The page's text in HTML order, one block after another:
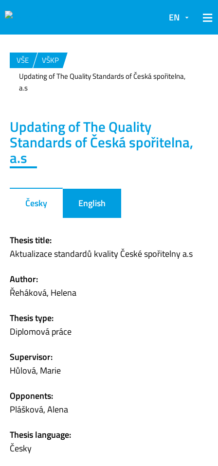
EN
VŠE
VŠKP
Updating of The Quality Standards of Česká spořitelna,
a.s
Updating of The Quality
Standards of Česká spořitelna,
a.s
Česky English
Thesis title:
Aktualizace standardů kvality České spořitelny a.s
Author:
Řeháková, Helena
Thesis type:
Diplomová práce
Supervisor:
Hůlová, Marie
Opponents:
Plášková, Alena
Thesis language:
Česky